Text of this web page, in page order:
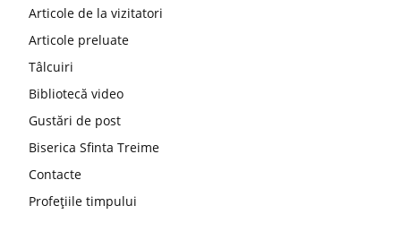
Articole de la vizitatori
Articole preluate
Tâlcuiri
Bibliotecă video
Gustări de post
Biserica Sfinta Treime
Contacte
Profețiile timpului